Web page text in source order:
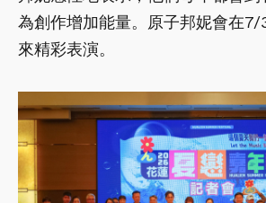
為創作增加能量。原子邦妮會在7/
來精彩表演。